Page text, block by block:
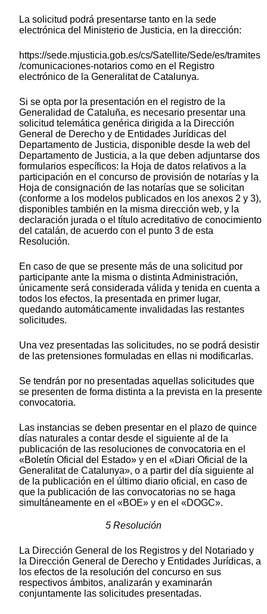
La solicitud podrá presentarse tanto en la sede
electrónica del Ministerio de Justicia, en la dirección:
https://sede.mjusticia.gob.es/cs/Satellite/Sede/es/tramites
/comunicaciones-notarios como en el Registro
electrónico de la Generalitat de Catalunya.
Si se opta por la presentación en el registro de la
Generalidad de Cataluña, es necesario presentar una
solicitud telemática genérica dirigida a la Dirección
General de Derecho y de Entidades Jurídicas del
Departamento de Justicia, disponible desde la web del
Departamento de Justicia, a la que deben adjuntarse dos
formularios específicos: la Hoja de datos relativos a la
participación en el concurso de provisión de notarías y la
Hoja de consignación de las notarías que se solicitan
(conforme a los modelos publicados en los anexos 2 y 3),
disponibles también en la misma dirección web, y la
declaración jurada o el título acreditativo de conocimiento
del catalán, de acuerdo con el punto 3 de esta
Resolución.
En caso de que se presente más de una solicitud por
participante ante la misma o distinta Administración,
únicamente será considerada válida y tenida en cuenta a
todos los efectos, la presentada en primer lugar,
quedando automáticamente invalidadas las restantes
solicitudes.
Una vez presentadas las solicitudes, no se podrá desistir
de las pretensiones formuladas en ellas ni modificarlas.
Se tendrán por no presentadas aquellas solicitudes que
se presenten de forma distinta a la prevista en la presente
convocatoria.
Las instancias se deben presentar en el plazo de quince
días naturales a contar desde el siguiente al de la
publicación de las resoluciones de convocatoria en el
«Boletín Oficial del Estado» y en el «Diari Oficial de la
Generalitat de Catalunya», o a partir del día siguiente al
de la publicación en el último diario oficial, en caso de
que la publicación de las convocatorias no se haga
simultáneamente en el «BOE» y en el «DOGC».
5 Resolución
La Dirección General de los Registros y del Notariado y
la Dirección General de Derecho y Entidades Jurídicas, a
los efectos de la resolución del concurso en sus
respectivos ámbitos, analizarán y examinarán
conjuntamente las solicitudes presentadas.